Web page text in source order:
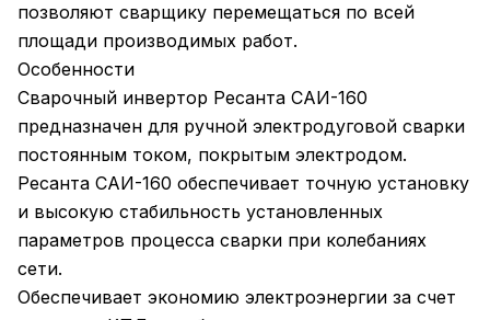
позволяют сварщику перемещаться по всей
площади производимых работ.
Особенности
Сварочный инвертор Ресанта САИ-160
предназначен для ручной электродуговой сварки
постоянным током, покрытым электродом.
Ресанта САИ-160 обеспечивает точную установку
и высокую стабильность установленных
параметров процесса сварки при колебаниях
сети.
Обеспечивает экономию электроэнергии за счет